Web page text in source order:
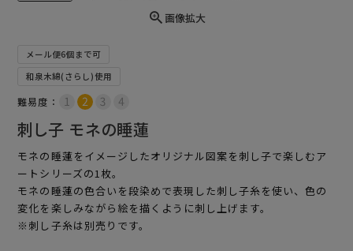
画像拡大
メール便6個まで可
和泉木綿(さらし)使用
難易度：
刺し子 モネの睡蓮
モネの睡蓮をイメージしたオリジナル図案を刺し子で楽しむア
ートシリーズの1枚。
モネの睡蓮の色合いを段染めで表現した刺し子糸を使い、色の
変化を楽しみながら絵を描くように刺し上げます。
※刺し子糸は別売りです。